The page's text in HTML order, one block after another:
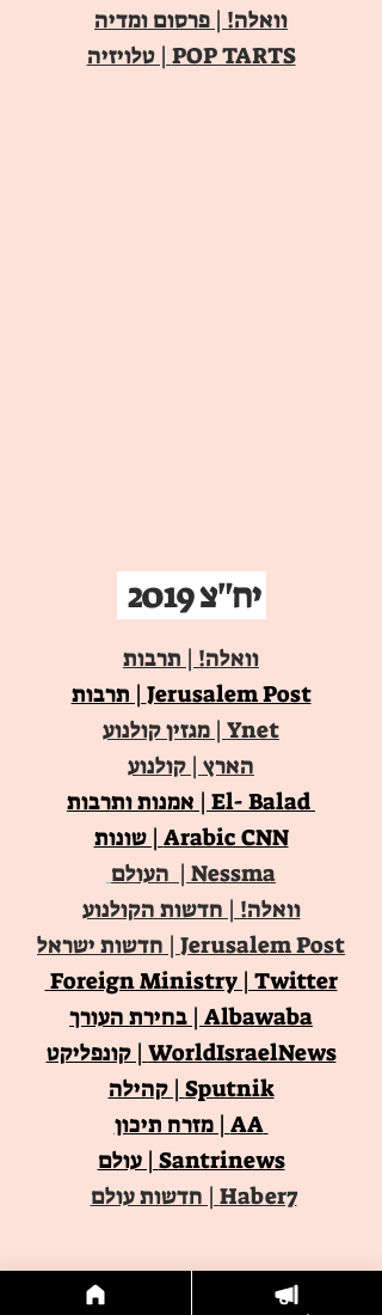
וואלה! | פרסום ומדיה
POP TARTS | טלויזיה
יח"צ 2019
וואלה! | תרבות
Jerusalem Post | תרבות
Ynet | מגזין קולנוע
הארץ | קולנוע
| אמנות ותרבות
Arabic CNN | שונות
Nessma | העולם
וואלה! | חדשות הקולנוע
Jerusalem Post | חדשות ישראל
Foreign Ministry | Twitter
Albawaba | בחירת העורך
WorldIsraelNews | קונפליקט
Sputnik | קהילה
AA | מזרח תיכון
Santrinews | עולם
Haber7 | חדשות עולם